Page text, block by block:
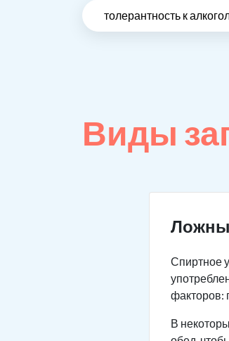
толерантность к
Виды
Спиртное
факторов:
В